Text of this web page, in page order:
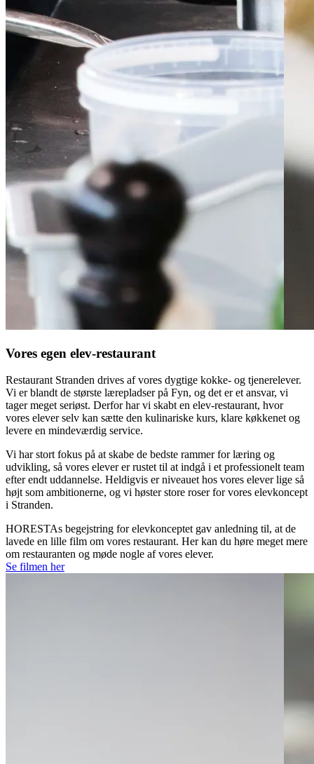
Vores egen elev-restaurant
Restaurant Stranden drives af vores dygtige kokke- og tjenerelever.
Vi er blandt de største lærepladser på Fyn, og det er et ansvar, vi
tager meget seriøst. Derfor har vi skabt en elev-restaurant, hvor
vores elever selv kan sætte den kulinariske kurs, klare køkkenet og
levere en mindeværdig service.
Vi har stort fokus på at skabe de bedste rammer for læring og
udvikling, så vores elever er rustet til at indgå i et professionelt team
efter endt uddannelse. Heldigvis er niveauet hos vores elever lige så
højt som ambitionerne, og vi høster store roser for vores elevkoncept
i Stranden.
HORESTAs begejstring for elevkonceptet gav anledning til, at de
lavede en lille film om vores restaurant. Her kan du høre meget mere
om restauranten og møde nogle af vores elever.
Se filmen her